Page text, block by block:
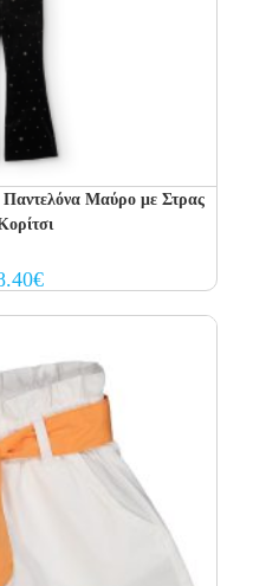
Μαύρο με Στρας
€Current
price